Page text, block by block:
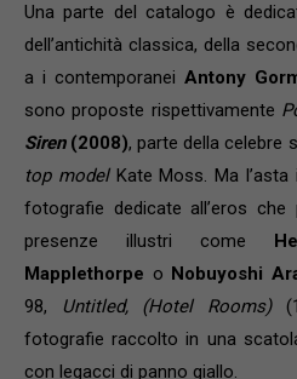
Una parte del catalogo è
dell’antichità classica, della
a i contemporanei Antony
sono proposte rispettivamente
Siren(2008), parte della celebre
top modelKate Moss. Ma l’asta
fotografie dedicate all’eros
presenze illustri come
Mapplethorpe o Nobuyoshi
98,
Untitled, (Hotel Rooms)
fotografie raccolto in una
con legacci di panno giallo.